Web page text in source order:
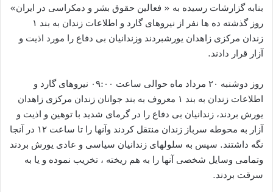
بنابه گزارشات رسیده به « فعالین حقوق بشر و دمکراسی در ایران»
روز گذشته ده ها نفر از نیروهای گارد و اطلاعات زندان به بند ۱
زندان مرکزی زاهدان یورشبردند وزندانیان بی دفاع را مورد اذیت و
آزار قرار دادند.
روز دوشنبه ۲۰ مرداد ماه حوالی ساعت ۰۹:۰۰ نیروهای گارد و
اطلاعات زندان به بند ۱ معروف به بند جوانان زندان مرکزی زاهدان
یورش بردند، زندانیان بی دفاع را در گرمای شدید با توهین و اذیت و
آزار به محوطه سرباز زندان منتقل کردند وآنها را تا ساعت ۱۲ در آنجا
نگه داشتند. سپس به سلولهای زندانیان سیاسی و عادی یورش بردند
وتمامی وسایل شخصی آنها را به هم ریخته ، تخریب نموده و یا به
سرقت بردند.